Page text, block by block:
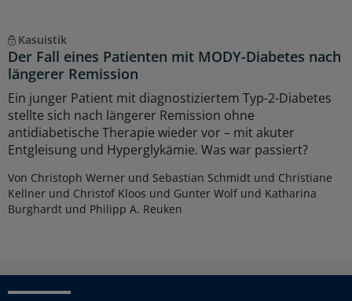
Kasuistik
Der Fall eines Patienten mit MODY-Diabetes nach
längerer Remission
Ein junger Patient mit diagnostiziertem Typ-2-Diabetes
stellte sich nach längerer Remission ohne
antidiabetische Therapie wieder vor – mit akuter
Entgleisung und Hyperglykämie. Was war passiert?
Von Christoph Werner und Sebastian Schmidt und Christiane
Kellner und Christof Kloos und Gunter Wolf und Katharina
Burghardt und Philipp A. Reuken